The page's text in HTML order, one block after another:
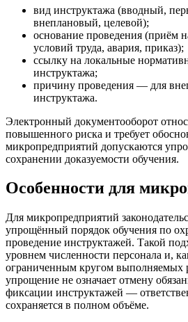
вид инструктажа (вводный,
внеплановый, целевой);
основание проведения (приём
условий труда, авария, приказ);
ссылку на локальные
инструктажа;
причину проведения — для
инструктажа.
Электронный документооборот
повышенного риска и требует
микропредприятий допускаются
сохранении доказуемости обучения.
Особенности для
Для микропредприятий
упрощённый порядок обучения по
проведение инструктажей. Такой
уровнем численности персонала и,
ограниченным кругом выполняемых
упрощение не означает отмену
фиксации инструктажей —
сохраняется в полном объёме.